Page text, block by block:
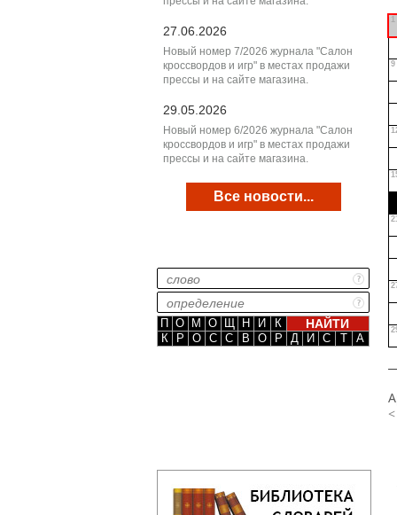
27.06.2026
Новый номер 7/2026 журнала "Салон
кроссвордов и игр" в местах продажи
прессы и на сайте магазина.
29.05.2026
Новый номер 6/2026 журнала "Салон
кроссвордов и игр" в местах продажи
прессы и на сайте магазина.
Все новости...
П О М О Щ Н И
К
К
Р О С С В О Р Д И С Т А
1
9
<